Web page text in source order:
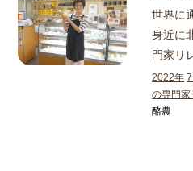
世界に
身近に
門家リ
2022年
の専門家
酪農